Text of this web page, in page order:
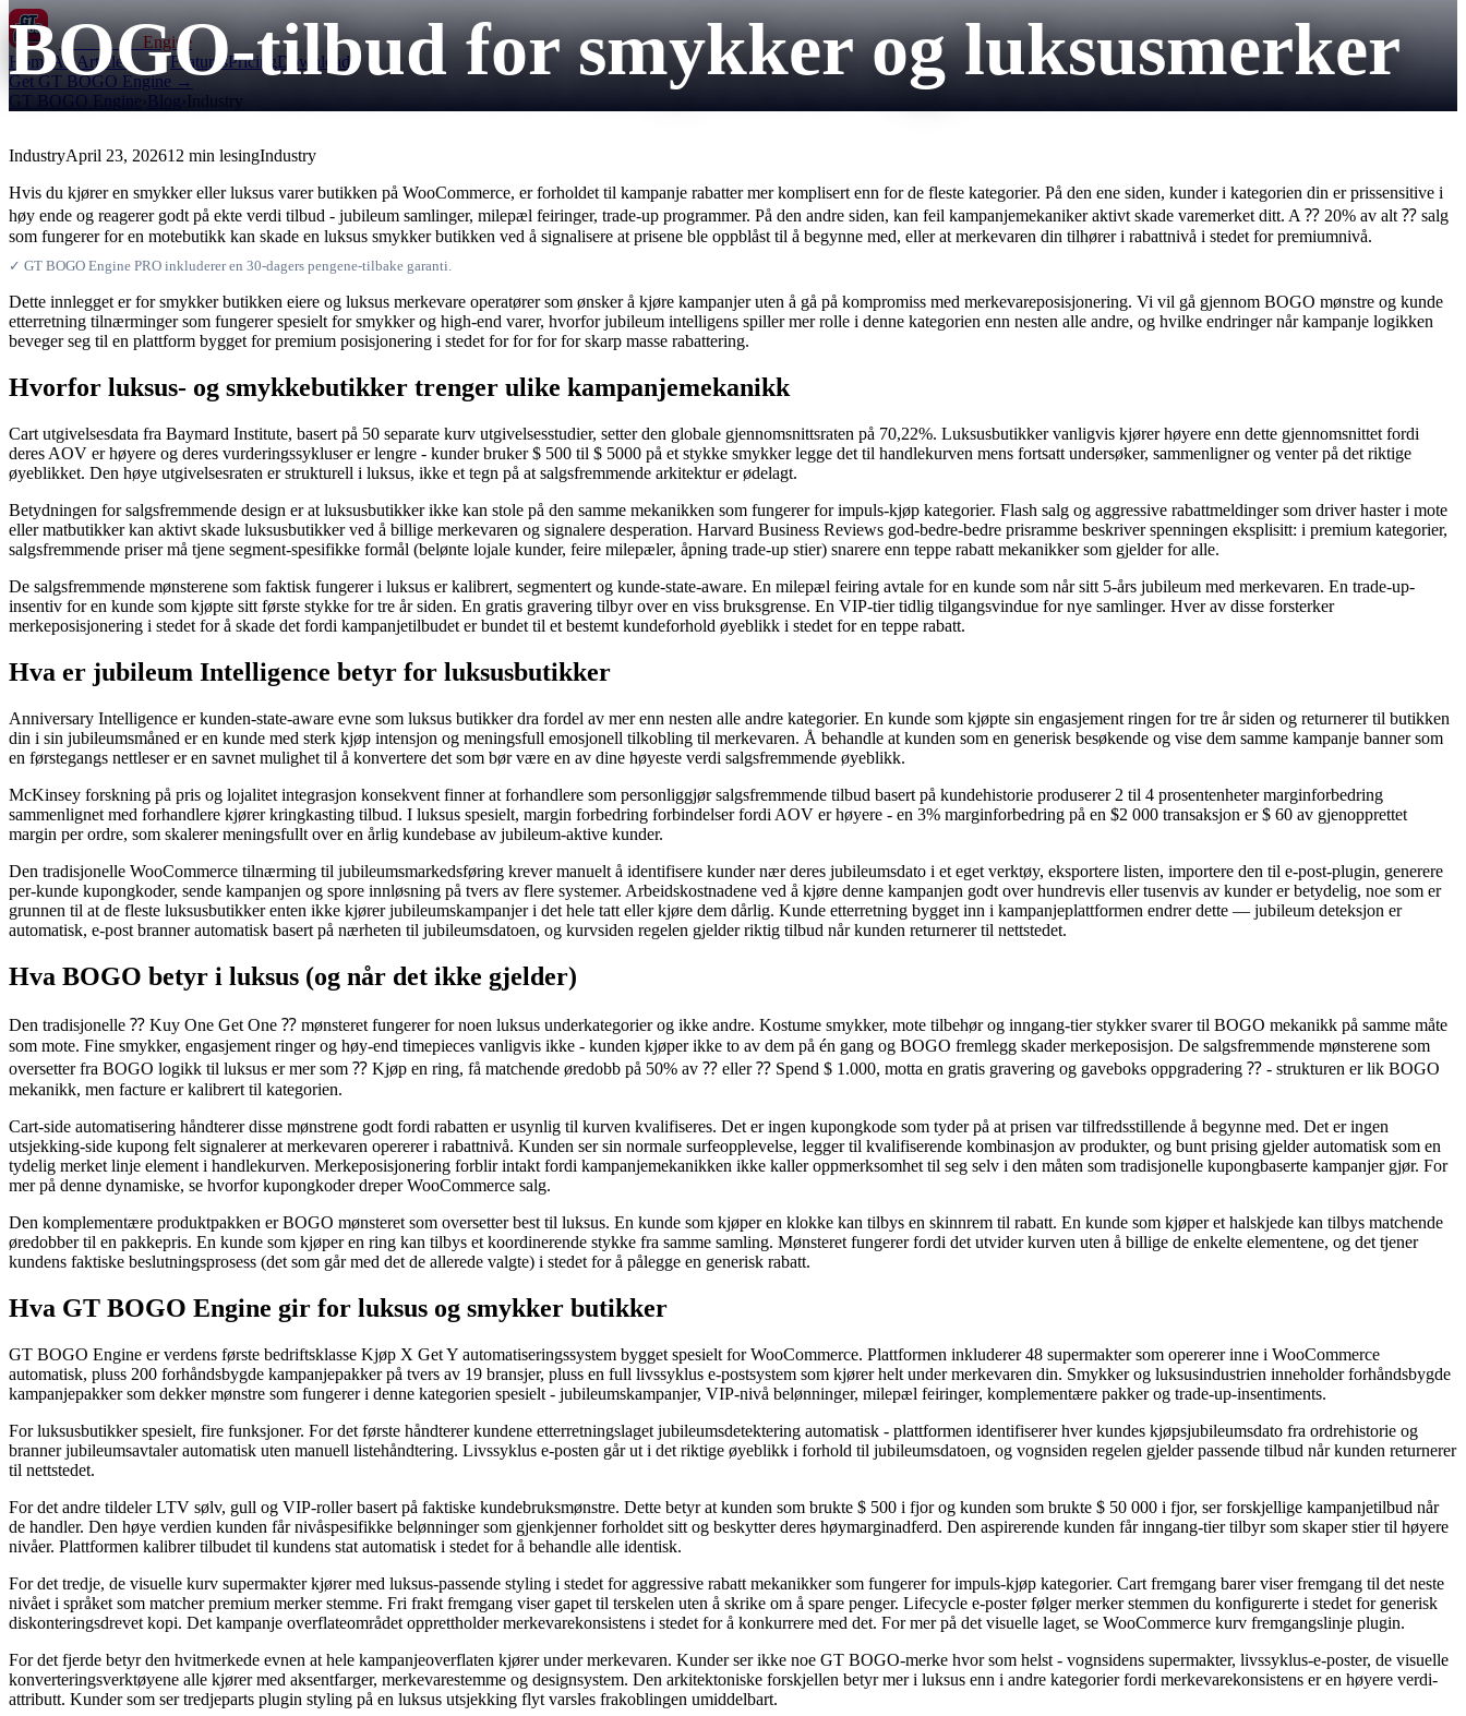
GT BOGO Engine
Home All Articles FeaturesPricingDownloads
Get GT BOGO Engine →
GT BOGO Engine ›Blog ›Industry
BOGO-tilbud for smykker og luksusmerker
IndustryApril 23, 202612 min lesingIndustry
Hvis du kjører en smykker eller luksus varer butikken på WooCommerce, er forholdet til kampanje rabatter mer komplisert enn for de fleste kategorier. På den ene siden, kunder i kategorien din er prissensitive i
høy ende og reagerer godt på ekte verdi tilbud - jubileum samlinger, milepæl feiringer, trade-up programmer. På den andre siden, kan feil kampanjemekaniker aktivt skade varemerket ditt. A ⁇ 20% av alt ⁇ salg
som fungerer for en motebutikk kan skade en luksus smykker butikken ved å signalisere at prisene ble oppblåst til å begynne med, eller at merkevaren din tilhører i rabattnivå i stedet for premiumnivå.
✓ GT BOGO Engine PRO inkluderer en 30-dagers pengene-tilbake garanti.
Dette innlegget er for smykker butikken eiere og luksus merkevare operatører som ønsker å kjøre kampanjer uten å gå på kompromiss med merkevareposisjonering. Vi vil gå gjennom BOGO mønstre og kunde
etterretning tilnærminger som fungerer spesielt for smykker og high-end varer, hvorfor jubileum intelligens spiller mer rolle i denne kategorien enn nesten alle andre, og hvilke endringer når kampanje logikken
beveger seg til en plattform bygget for premium posisjonering i stedet for for for for skarp masse rabattering.
Hvorfor luksus- og smykkebutikker trenger ulike kampanjemekanikk
Cart utgivelsesdata fra Baymard Institute, basert på 50 separate kurv utgivelsesstudier, setter den globale gjennomsnittsraten på 70,22%. Luksusbutikker vanligvis kjører høyere enn dette gjennomsnittet fordi
deres AOV er høyere og deres vurderingssykluser er lengre - kunder bruker $ 500 til $ 5000 på et stykke smykker legge det til handlekurven mens fortsatt undersøker, sammenligner og venter på det riktige
øyeblikket. Den høye utgivelsesraten er strukturell i luksus, ikke et tegn på at salgsfremmende arkitektur er ødelagt.
Betydningen for salgsfremmende design er at luksusbutikker ikke kan stole på den samme mekanikken som fungerer for impuls-kjøp kategorier. Flash salg og aggressive rabattmeldinger som driver haster i mote
eller matbutikker kan aktivt skade luksusbutikker ved å billige merkevaren og signalere desperation. Harvard Business Reviews god-bedre-bedre prisramme beskriver spenningen eksplisitt: i premium kategorier,
salgsfremmende priser må tjene segment-spesifikke formål (belønte lojale kunder, feire milepæler, åpning trade-up stier) snarere enn teppe rabatt mekanikker som gjelder for alle.
De salgsfremmende mønsterene som faktisk fungerer i luksus er kalibrert, segmentert og kunde-state-aware. En milepæl feiring avtale for en kunde som når sitt 5-års jubileum med merkevaren. En trade-up-
insentiv for en kunde som kjøpte sitt første stykke for tre år siden. En gratis gravering tilbyr over en viss bruksgrense. En VIP-tier tidlig tilgangsvindue for nye samlinger. Hver av disse forsterker
merkeposisjonering i stedet for å skade det fordi kampanjetilbudet er bundet til et bestemt kundeforhold øyeblikk i stedet for en teppe rabatt.
Hva er jubileum Intelligence betyr for luksusbutikker
Anniversary Intelligence er kunden-state-aware evne som luksus butikker dra fordel av mer enn nesten alle andre kategorier. En kunde som kjøpte sin engasjement ringen for tre år siden og returnerer til butikken
din i sin jubileumsmåned er en kunde med sterk kjøp intensjon og meningsfull emosjonell tilkobling til merkevaren. Å behandle at kunden som en generisk besøkende og vise dem samme kampanje banner som
en førstegangs nettleser er en savnet mulighet til å konvertere det som bør være en av dine høyeste verdi salgsfremmende øyeblikk.
McKinsey forskning på pris og lojalitet integrasjon konsekvent finner at forhandlere som personliggjør salgsfremmende tilbud basert på kundehistorie produserer 2 til 4 prosentenheter marginforbedring
sammenlignet med forhandlere kjører kringkasting tilbud. I luksus spesielt, margin forbedring forbindelser fordi AOV er høyere - en 3% marginforbedring på en $2 000 transaksjon er $ 60 av gjenopprettet
margin per ordre, som skalerer meningsfullt over en årlig kundebase av jubileum-aktive kunder.
Den tradisjonelle WooCommerce tilnærming til jubileumsmarkedsføring krever manuelt å identifisere kunder nær deres jubileumsdato i et eget verktøy, eksportere listen, importere den til e-post-plugin, generere
per-kunde kupongkoder, sende kampanjen og spore innløsning på tvers av flere systemer. Arbeidskostnadene ved å kjøre denne kampanjen godt over hundrevis eller tusenvis av kunder er betydelig, noe som er
grunnen til at de fleste luksusbutikker enten ikke kjører jubileumskampanjer i det hele tatt eller kjøre dem dårlig. Kunde etterretning bygget inn i kampanjeplattformen endrer dette — jubileum deteksjon er
automatisk, e-post branner automatisk basert på nærheten til jubileumsdatoen, og kurvsiden regelen gjelder riktig tilbud når kunden returnerer til nettstedet.
Hva BOGO betyr i luksus (og når det ikke gjelder)
Den tradisjonelle ⁇ Kuy One Get One ⁇ mønsteret fungerer for noen luksus underkategorier og ikke andre. Kostume smykker, mote tilbehør og inngang-tier stykker svarer til BOGO mekanikk på samme måte
som mote. Fine smykker, engasjement ringer og høy-end timepieces vanligvis ikke - kunden kjøper ikke to av dem på én gang og BOGO fremlegg skader merkeposisjon. De salgsfremmende mønsterene som
oversetter fra BOGO logikk til luksus er mer som ⁇ Kjøp en ring, få matchende øredobb på 50% av ⁇ eller ⁇ Spend $ 1.000, motta en gratis gravering og gaveboks oppgradering ⁇ - strukturen er lik BOGO
mekanikk, men facture er kalibrert til kategorien.
Cart-side automatisering håndterer disse mønstrene godt fordi rabatten er usynlig til kurven kvalifiseres. Det er ingen kupongkode som tyder på at prisen var tilfredsstillende å begynne med. Det er ingen
utsjekking-side kupong felt signalerer at merkevaren opererer i rabattnivå. Kunden ser sin normale surfeopplevelse, legger til kvalifiserende kombinasjon av produkter, og bunt prising gjelder automatisk som en
tydelig merket linje element i handlekurven. Merkeposisjonering forblir intakt fordi kampanjemekanikken ikke kaller oppmerksomhet til seg selv i den måten som tradisjonelle kupongbaserte kampanjer gjør. For
mer på denne dynamiske, se hvorfor kupongkoder dreper WooCommerce salg.
Den komplementære produktpakken er BOGO mønsteret som oversetter best til luksus. En kunde som kjøper en klokke kan tilbys en skinnrem til rabatt. En kunde som kjøper et halskjede kan tilbys matchende
øredobber til en pakkepris. En kunde som kjøper en ring kan tilbys et koordinerende stykke fra samme samling. Mønsteret fungerer fordi det utvider kurven uten å billige de enkelte elementene, og det tjener
kundens faktiske beslutningsprosess (det som går med det de allerede valgte) i stedet for å pålegge en generisk rabatt.
Hva GT BOGO Engine gir for luksus og smykker butikker
GT BOGO Engine er verdens første bedriftsklasse Kjøp X Get Y automatiseringssystem bygget spesielt for WooCommerce. Plattformen inkluderer 48 supermakter som opererer inne i WooCommerce
automatisk, pluss 200 forhåndsbygde kampanjepakker på tvers av 19 bransjer, pluss en full livssyklus e-postsystem som kjører helt under merkevaren din. Smykker og luksusindustrien inneholder forhåndsbygde
kampanjepakker som dekker mønstre som fungerer i denne kategorien spesielt - jubileumskampanjer, VIP-nivå belønninger, milepæl feiringer, komplementære pakker og trade-up-insentiments.
For luksusbutikker spesielt, fire funksjoner. For det første håndterer kundene etterretningslaget jubileumsdetektering automatisk - plattformen identifiserer hver kundes kjøpsjubileumsdato fra ordrehistorie og
branner jubileumsavtaler automatisk uten manuell listehåndtering. Livssyklus e-posten går ut i det riktige øyeblikk i forhold til jubileumsdatoen, og vognsiden regelen gjelder passende tilbud når kunden returnerer
til nettstedet.
For det andre tildeler LTV sølv, gull og VIP-roller basert på faktiske kundebruksmønstre. Dette betyr at kunden som brukte $ 500 i fjor og kunden som brukte $ 50 000 i fjor, ser forskjellige kampanjetilbud når
de handler. Den høye verdien kunden får nivåspesifikke belønninger som gjenkjenner forholdet sitt og beskytter deres høymarginadferd. Den aspirerende kunden får inngang-tier tilbyr som skaper stier til høyere
nivåer. Plattformen kalibrer tilbudet til kundens stat automatisk i stedet for å behandle alle identisk.
For det tredje, de visuelle kurv supermakter kjører med luksus-passende styling i stedet for aggressive rabatt mekanikker som fungerer for impuls-kjøp kategorier. Cart fremgang barer viser fremgang til det neste
nivået i språket som matcher premium merker stemme. Fri frakt fremgang viser gapet til terskelen uten å skrike om å spare penger. Lifecycle e-poster følger merker stemmen du konfigurerte i stedet for generisk
diskonteringsdrevet kopi. Det kampanje overflateområdet opprettholder merkevarekonsistens i stedet for å konkurrere med det. For mer på det visuelle laget, se WooCommerce kurv fremgangslinje plugin.
For det fjerde betyr den hvitmerkede evnen at hele kampanjeoverflaten kjører under merkevaren. Kunder ser ikke noe GT BOGO-merke hvor som helst - vognsidens supermakter, livssyklus-e-poster, de visuelle
konverteringsverktøyene alle kjører med aksentfarger, merkevarestemme og designsystem. Den arkitektoniske forskjellen betyr mer i luksus enn i andre kategorier fordi merkevarekonsistens er en høyere verdi-
attributt. Kunder som ser tredjeparts plugin styling på en luksus utsjekking flyt varsles frakoblingen umiddelbart.